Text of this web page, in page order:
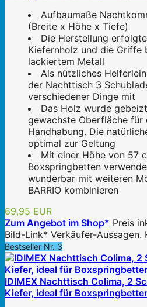
Aufbaumaße
(Breite x Höhe x Tiefe)
Die Herstellung
Kiefernholz und die Griffe
lackiertem Metall
Als nützliches
der Nachttisch 3
verschiedener Dinge mit
Das Holz wurde
gewachste Oberfläche für
Handhabung. Die
optimal zur Geltung
Mit einer Höhe von 57
Boxspringbetten
wunderbar mit weiteren
BARRIO kombinieren
69,95 EUR
Zum Angebot im Shop* Preis
Bild-Link* Verkäufer-Aussagen.
Bestseller Nr. 3
IDIMEX Nachttisch Colima, 2
Kiefer, ideal für